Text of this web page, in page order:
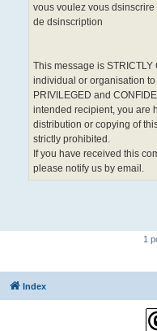
vous voulez vous
de dsinscription
This message is
individual or organisation
PRIVILEGED and
intended recipient, you are
distribution or copying of
strictly prohibited.
If you have received this
please notify us by email.
1
Index